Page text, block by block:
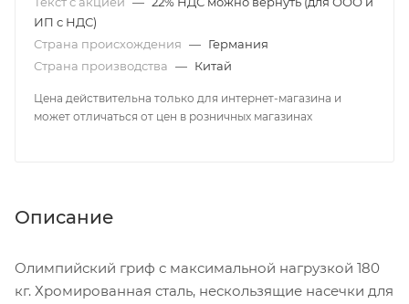
ИП с НДС)
Страна происхождения — Германия
Страна производства — Китай
Цена действительна только для интернет-магазина и
может отличаться от цен в розничных магазинах
Описание
Олимпийский гриф с максимальной нагрузкой 180
кг. Хромированная сталь, нескользящие насечки для